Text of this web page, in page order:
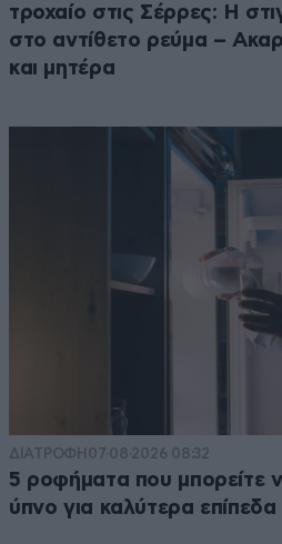
τροχαίο στις Σέρρες: Η
στο αντίθετο ρεύμα –
και μητέρα
ΔΙΑΤΡΟΦΗ 07·08·2026 08:32
5 ροφήματα που μπορείτε
ύπνο για καλύτερα